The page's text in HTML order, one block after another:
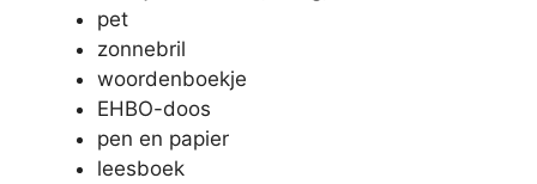
pet
zonnebril
woordenboekje
EHBO-doos
pen en papier
leesboek